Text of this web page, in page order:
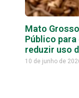
Mato
Público
reduzir uso
10 de junho de